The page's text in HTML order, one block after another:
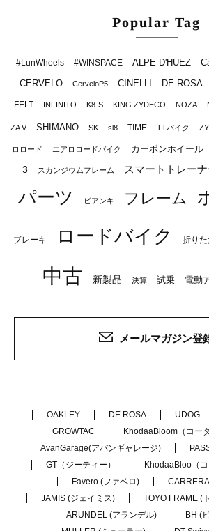
Popular Tag
#LunWheels #WINSPACE ALPE D'HUEZ
CERVELO CerveloP5 CINELLI DE ROSA
FELT INFINITO K8-S KING ZYDECO NOZA
ZA V SHIMANO SK sl8 TIME TTバイク
ロロード エアロロードバイク カーボンホイール
3
スカンジウムフレーム スマートトレー
パーツ ビアンキ フレーム
ブレーキ ロードバイク 折り
中古
新製品 決算 試乗 電動
メールマガジン登
OAKLEY DE ROSA UDOG
GROWTAC
KhodaaBloom（コー
AvanGarage(アバンギャレージ)
GT（ジーティー）
KhodaaBloo（コ
Favero (ファベロ)
JAMIS (ジェイミス)
TOYO FRAME (
ARUNDEL (アランデル)
BH (